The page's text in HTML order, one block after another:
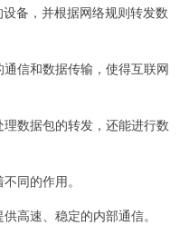
备，并根据网络规则转发数
信和数据传输，使得互联网
数据包的转发，还能进行数
同的作用。
速、稳定的内部通信。